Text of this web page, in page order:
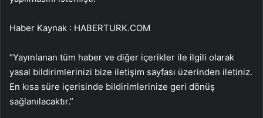
Haber Kaynak : HABERTURK.COM
“Yayınlanan tüm haber ve diğer içerikler ile ilgili olarak
yasal bildirimlerinizi bize iletişim sayfası üzerinden iletiniz.
En kısa süre içerisinde bildirimlerinize geri dönüş
sağlanılacaktır.”